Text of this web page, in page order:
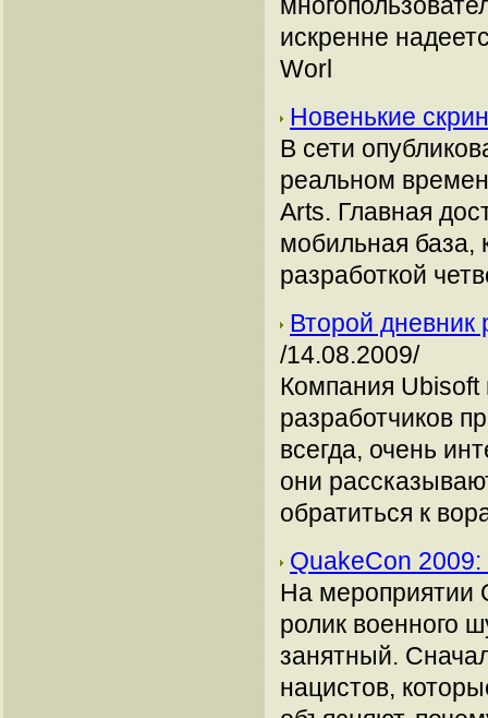
искренне
Worl
Новенькие
В сети
реальном
Arts. Главная
мобильная база,
разработкой
Второй дневник
/14.08.2009/
Компания Ubisoft
разработчиков
всегда, очень
они
обратиться к
QuakeCon
На мероприятии
ролик военного
занятный.
нацистов,